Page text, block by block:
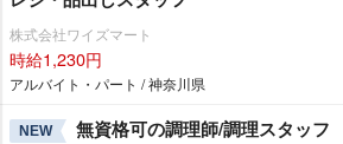
株式会社ワイズマート
時給1,230円
アルバイト・パート / 神奈川県
NEW 無資格可の調理師/調理スタッフ